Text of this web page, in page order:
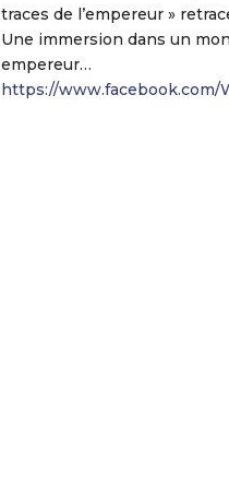
traces de l’empereur »
Une immersion dans un
empereur…
https://www.facebook.com/